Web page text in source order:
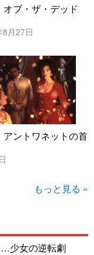
オブ・ザ・デッド
月27日
アントワネットの首
もっと見る »
少女の逆転劇